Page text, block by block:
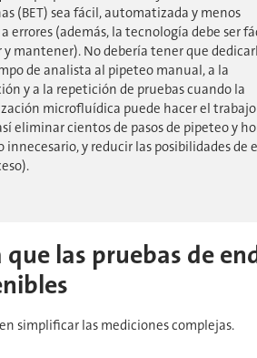
(BET) sea fácil, automatizada y menos
errores (además, la tecnología debe ser
y mantener). No debería tener que
de analista al pipeteo manual, a la
y a la repetición de pruebas cuando la
microfluídica puede hacer el
eliminar cientos de pasos de pipeteo y
innecesario, y reducir las posibilidades de
que las pruebas de
simplificar las mediciones complejas.